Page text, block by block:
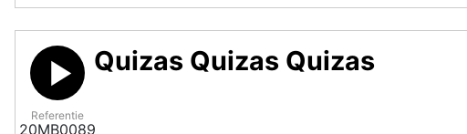
Referentie
20MB0089
Quizas Quizas Quizas